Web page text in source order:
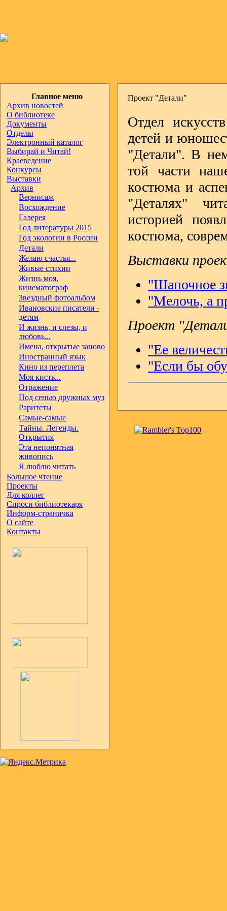
Главное меню
Архив новостей
О библиотеке
Документы
Отделы
Электронный каталог
Выбирай и Читай!
Краеведение
Конкурсы
Выставки
Архив
Вернисаж
Восхождение
Галерея
Год литературы 2015
Год экологии в России
Детали
Желаю счастья...
Живые стихии
Жизнь моя,
кинематограф
Звездный фотоальбом
Ивановские писатели -
детям
И жизнь, и слезы, и
любовь...
Имена, открытые заново
Иностранный язык
Кино из переплета
Моя кисть...
Отражение
Под сенью дружных муз
Раритеты
Самые-самые
Тайны. Легенды.
Открытия
Эта непонятная
живопись
Я люблю читать
Большое чтение
Проекты
Для коллег
Спроси библиотекаря
Информ-страничка
О сайте
Контакты
Проект "Детали"
Отдел
детей и
"Детали". В
той части
костюма и
"Деталях"
историей
костюма,
Выставки
"Шапочное
"Мелочь, а
Проект
"Ее
"Если бы